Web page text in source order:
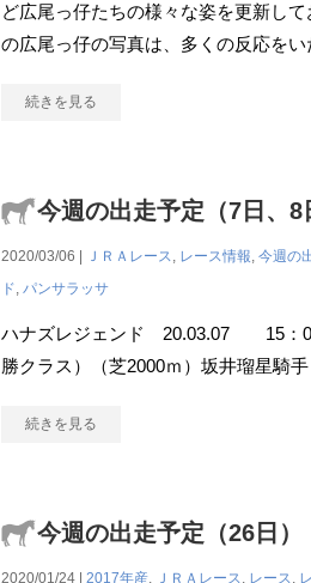
ど広尾っ仔たちの様々な姿を更新し
の広尾っ仔の写真は、多くの反応をい
続きを見る
今週の出走予定（7日、8
2020/03/06 | ＪＲＡレース, レース情報, 今週の
ド, パンサラッサ
ハナズレジェンド 20.03.07 15：
勝クラス）（芝2000ｍ）坂井瑠星騎
続きを見る
今週の出走予定（26日）
2020/01/24 | 2017年産, ＪＲＡレース, レース,